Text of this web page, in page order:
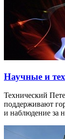
Научные и
Технический
поддерживают
и наблюдение за